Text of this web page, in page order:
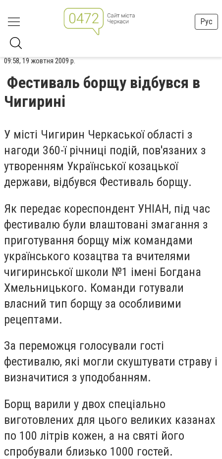
Рус
09:58, 19 жовтня 2009 р.
Фестиваль борщу відбувся в
Чигирині
У місті Чигирин Черкаської області з
нагоди 360-ї річниці подій, пов'язаних з
утворенням Української козацької
держави, відбувся Фестиваль борщу.
Як передає кореспондент УНІАН, під час
фестивалю були влаштовані змагання з
приготування борщу між командами
українського козацтва та вчителями
чигиринської школи №1 імені Богдана
Хмельницького. Команди готували
власний тип борщу за особливими
рецептами.
За переможця голосували гості
фестивалю, які могли скуштувати страву і
визначитися з уподобанням.
Борщ варили у двох спеціально
виготовлених для цього великих казанах
по 100 літрів кожен, а на святі його
спробували близько 1000 гостей.